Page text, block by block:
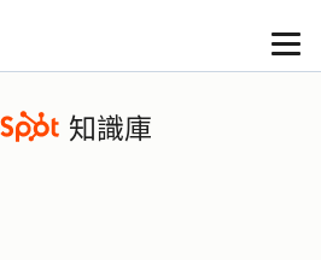
知識庫